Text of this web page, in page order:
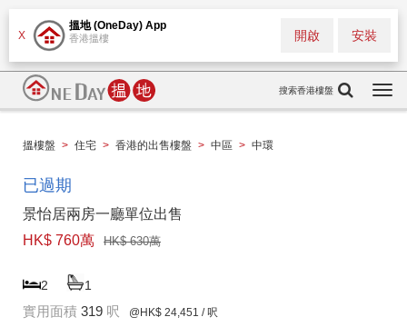
X
搵地 (OneDay) App
香港搵樓 安裝
開啟
搜索香港樓盤
搵樓盤 > 住宅 > 香港的出售樓盤 > 中區 > 中環
已過期
景怡居兩房一廳單位出售
HK$ 760萬
HK$ 630萬
2 1
實用面積 319 呎 @HK$ 24,451 / 呎